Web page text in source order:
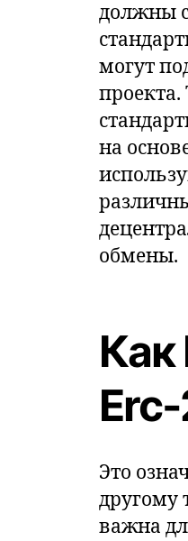
должны
могут
проекта.
на
обмены.
Как
Это
другому
важна